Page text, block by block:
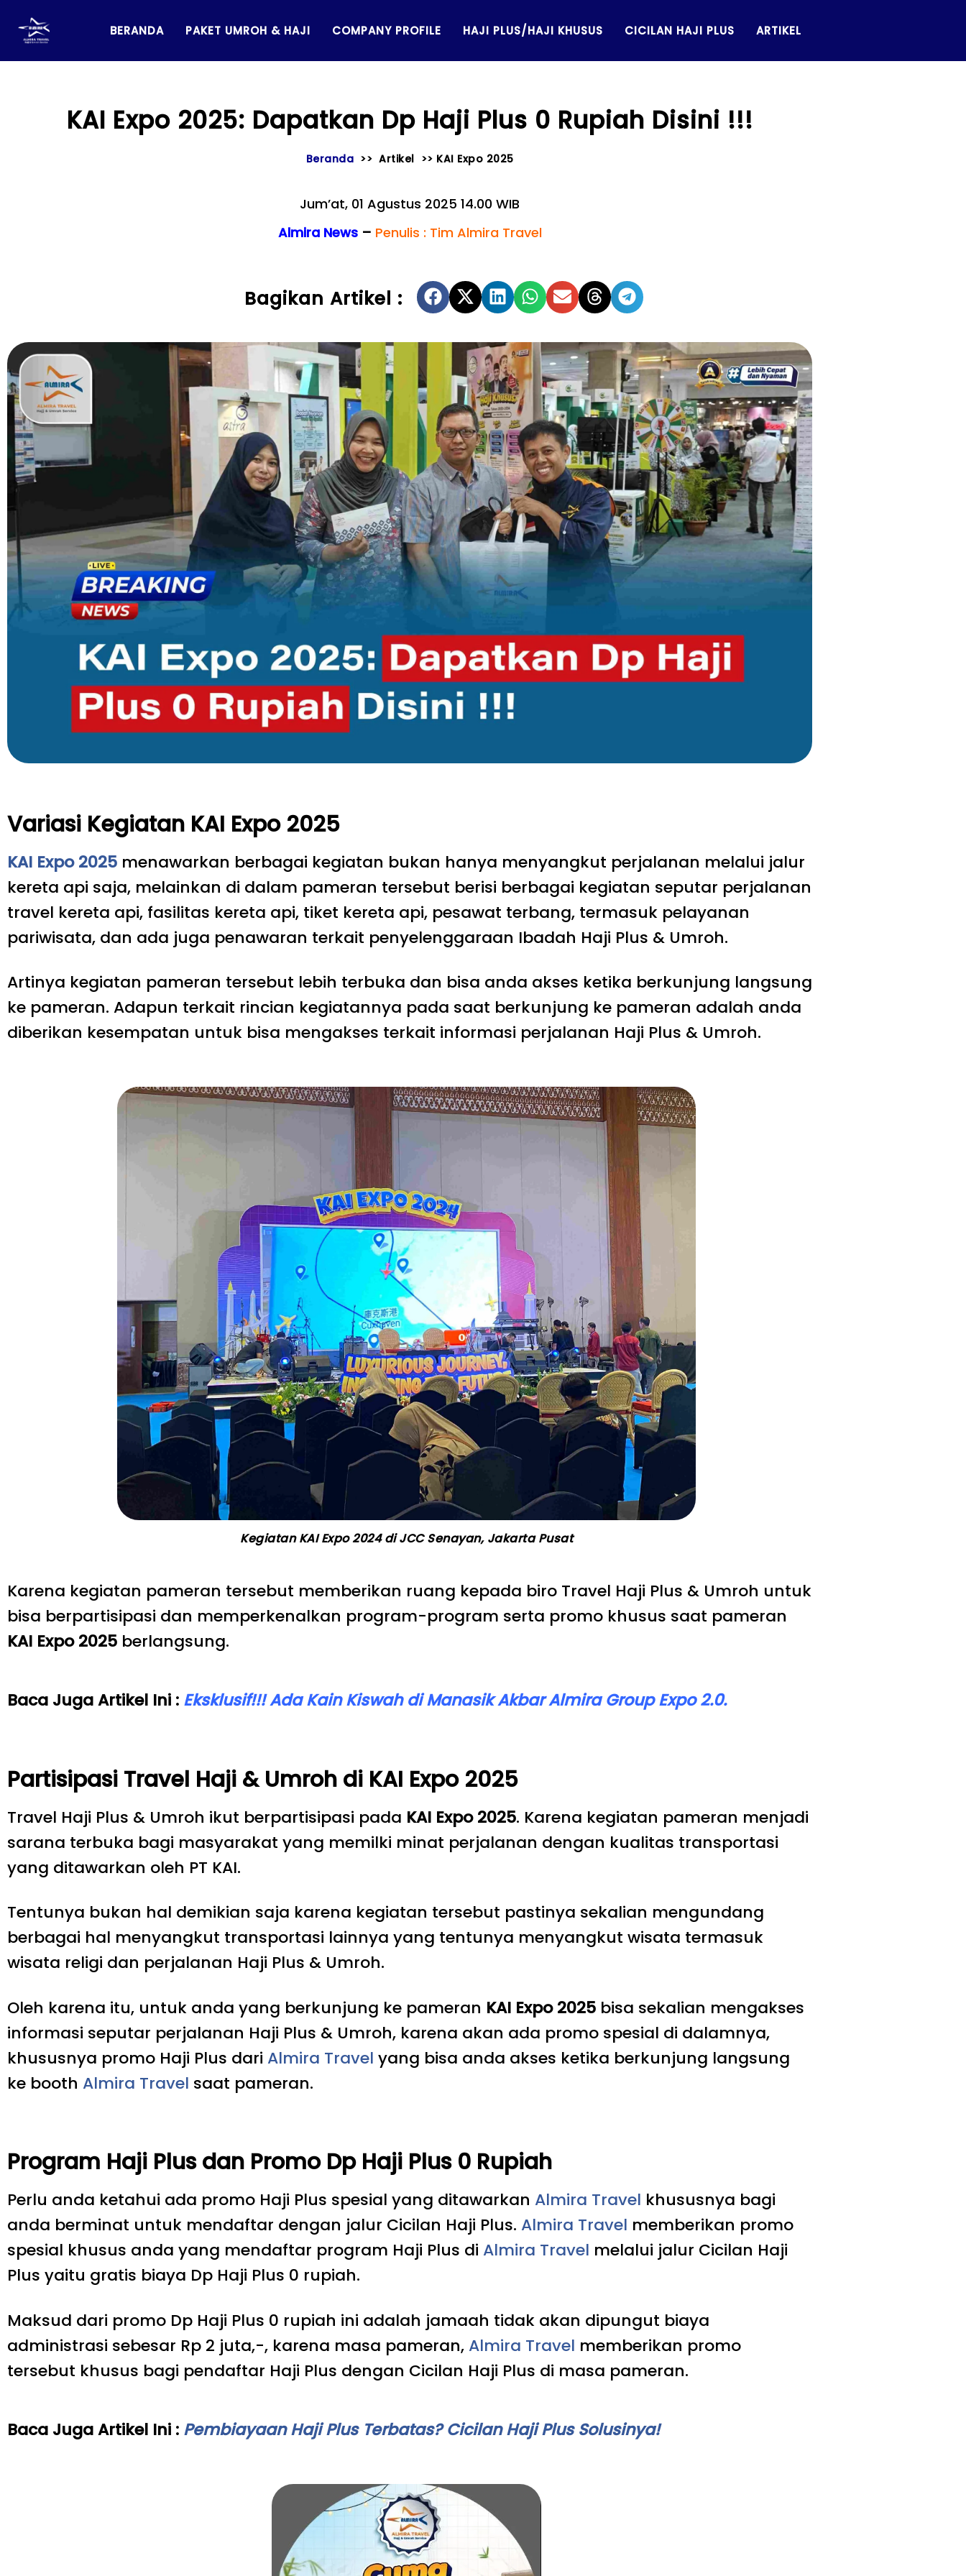
BERANDA PAKET UMROH & HAJI COMPANY PROFILE HAJI PLUS/HAJI KHUSUS CICILAN HAJI PLUS ARTIKEL
KAI Expo 2025: Dapatkan Dp Haji Plus 0 Rupiah Disini !!!
Beranda >> Artikel >> KAI Expo 2025
Jum’at, 01 Agustus 2025 14.00 WIB
Almira News – Penulis : Tim Almira Travel
Bagikan Artikel :
Variasi Kegiatan KAI Expo 2025
KAI Expo 2025 menawarkan berbagai kegiatan bukan hanya menyangkut perjalanan melalui jalur
kereta api saja, melainkan di dalam pameran tersebut berisi berbagai kegiatan seputar perjalanan
travel kereta api, fasilitas kereta api, tiket kereta api, pesawat terbang, termasuk pelayanan
pariwisata, dan ada juga penawaran terkait penyelenggaraan Ibadah Haji Plus & Umroh.
Artinya kegiatan pameran tersebut lebih terbuka dan bisa anda akses ketika berkunjung langsung
ke pameran. Adapun terkait rincian kegiatannya pada saat berkunjung ke pameran adalah anda
diberikan kesempatan untuk bisa mengakses terkait informasi perjalanan Haji Plus & Umroh.
Kegiatan KAI Expo 2024 di JCC Senayan, Jakarta Pusat
Karena kegiatan pameran tersebut memberikan ruang kepada biro Travel Haji Plus & Umroh untuk
bisa berpartisipasi dan memperkenalkan program-program serta promo khusus saat pameran
KAI Expo 2025 berlangsung.
Baca Juga Artikel Ini : Eksklusif!!! Ada Kain Kiswah di Manasik Akbar Almira Group Expo 2.0.
Partisipasi Travel Haji & Umroh di KAI Expo 2025
Travel Haji Plus & Umroh ikut berpartisipasi pada KAI Expo 2025. Karena kegiatan pameran menjadi
sarana terbuka bagi masyarakat yang memilki minat perjalanan dengan kualitas transportasi
yang ditawarkan oleh PT KAI.
Tentunya bukan hal demikian saja karena kegiatan tersebut pastinya sekalian mengundang
berbagai hal menyangkut transportasi lainnya yang tentunya menyangkut wisata termasuk
wisata religi dan perjalanan Haji Plus & Umroh.
Oleh karena itu, untuk anda yang berkunjung ke pameran KAI Expo 2025 bisa sekalian mengakses
informasi seputar perjalanan Haji Plus & Umroh, karena akan ada promo spesial di dalamnya,
khususnya promo Haji Plus dari Almira Travel yang bisa anda akses ketika berkunjung langsung
ke booth Almira Travel saat pameran.
Program Haji Plus dan Promo Dp Haji Plus 0 Rupiah
Perlu anda ketahui ada promo Haji Plus spesial yang ditawarkan Almira Travel khususnya bagi
anda berminat untuk mendaftar dengan jalur Cicilan Haji Plus. Almira Travel memberikan promo
spesial khusus anda yang mendaftar program Haji Plus di Almira Travel melalui jalur Cicilan Haji
Plus yaitu gratis biaya Dp Haji Plus 0 rupiah.
Maksud dari promo Dp Haji Plus 0 rupiah ini adalah jamaah tidak akan dipungut biaya
administrasi sebesar Rp 2 juta,-, karena masa pameran, Almira Travel memberikan promo
tersebut khusus bagi pendaftar Haji Plus dengan Cicilan Haji Plus di masa pameran.
Baca Juga Artikel Ini : Pembiayaan Haji Plus Terbatas? Cicilan Haji Plus Solusinya!